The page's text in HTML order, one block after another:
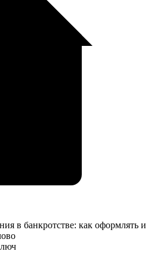
в банкротстве: как оформлять и